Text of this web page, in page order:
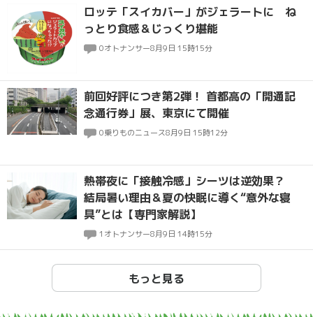
ロッテ「スイカバー」がジェラートに ね
っとり食感＆じっくり堪能
0オトナンサー8月9日 15時15分
前回好評につき第2弾！ 首都高の「開通記
念通行券」展、東京にて開催
0乗りものニュース8月9日 15時12分
熱帯夜に「接触冷感」シーツは逆効果？
結局暑い理由＆夏の快眠に導く“意外な寝
具”とは【専門家解説】
1 オトナンサー8月9日 14時15分
もっと見る